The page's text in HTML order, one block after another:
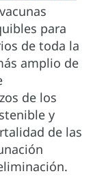
para
de toda la
amplio de
de los
y
de las